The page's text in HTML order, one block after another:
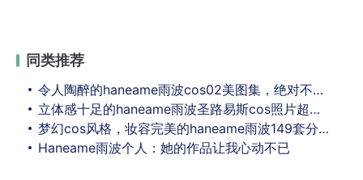
同类推荐
令人陶醉的haneame雨波cos02美图集，绝对不容错过
立体感十足的haneame雨波圣路易斯cos照片超爱看，你们也来看看吧
梦幻cos风格，妆容完美的haneame雨波149套分享
Haneame雨波个人：她的作品让我心动不已